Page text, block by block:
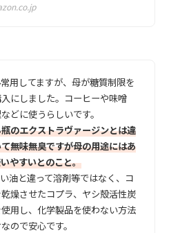
用してますが、母が糖質制限を
にしました。コーヒーや味噌
どに使うらしいです。
のエクストラヴァージンとは違
無味無臭ですが母の用途にはあ
やすいとのこと。
油と違って溶剤等ではなく、コ
燥させたコプラ、ヤシ殻活性炭
用し、化学製品を使わない方法
ので安心です。